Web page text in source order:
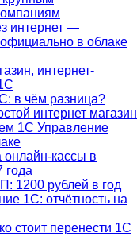
интернет —
в облаке
интернет-
в чём разница?
интернет магазин
1С Управление
кассы в
года
1200 рублей в год
1С: отчётность на
стоит перенести 1С